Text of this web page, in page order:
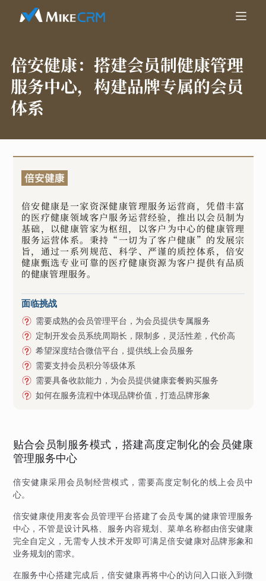
倍安健康： 搭建会员制健康管理
服务中心，构建品牌专属的会员
体系
倍安健康是一家资深健康管理服务运营商，凭借丰富
的医疗健康领域客户服务运营经验，推出以会员制为
基础，以健康管家为枢纽，以客户为中心的健康管理
服务运营体系。秉持“一切为了客户健康”的发展宗
旨，通过一系列规范、科学、严谨的质控体系，倍安
健康甄选专业可靠的医疗健康资源为客户提供有品质
的健康管理服务。
面临挑战
需要成熟的会员管理平台，为会员提供专属服务
定制开发会员系统周期长，限制多，灵活性差，代价高
希望深度结合微信平台，提供线上会员服务
需要支持会员积分等级体系
需要具备收款能力，为会员提供健康套餐购买服务
如何在服务流程中体现品牌价值，打造品牌形象
贴合会员制服务模式，搭建高度定制化的会员健康
管理服务中心
倍安健康采用会员制经营模式，需要高度定制化的线上会员中
心。
倍安健康使用麦客会员管理平台搭建了会员专属的健康管理服务
中心，不管是设计风格、服务内容规划、菜单名称都由倍安健康
完全自定义，无需专人技术开发即可满足倍安健康对品牌形象和
业务规划的需求。
在服务中心搭建完成后，倍安健康再将中心的访问入口嵌入到微